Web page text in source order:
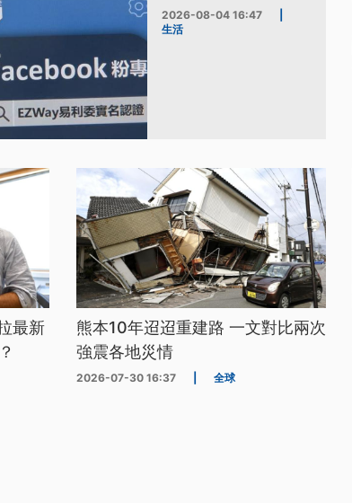
2026-08-04 16:47
生活
最新
熊本10年迢迢重建路 一文對比兩次
強震各地災情
2026-07-30 16:37 全球